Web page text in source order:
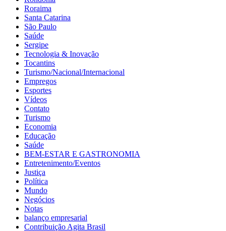
Roraima
Santa Catarina
São Paulo
Saúde
Sergipe
Tecnologia & Inovação
Tocantins
Turismo/Nacional/Internacional
Empregos
Esportes
Vídeos
Contato
Turismo
Economia
Educação
Saúde
BEM-ESTAR E GASTRONOMIA
Entretenimento/Eventos
Justiça
Política
Mundo
Negócios
Notas
balanço empresarial
Contribuição Agita Brasil